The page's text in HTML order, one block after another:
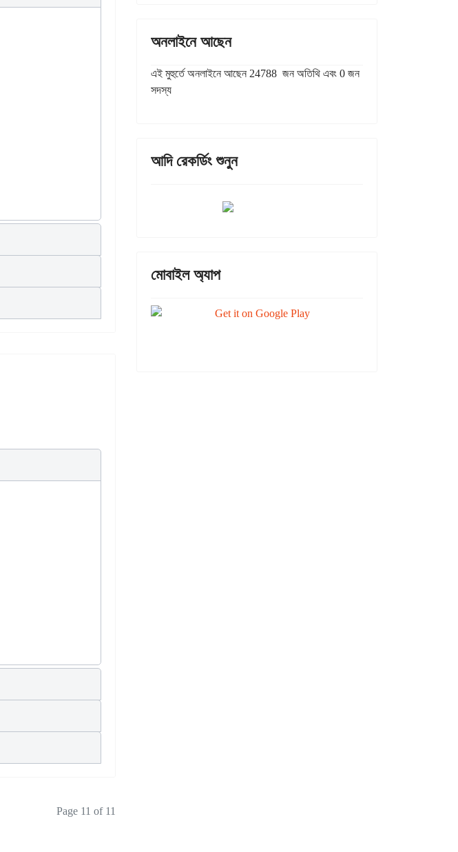
Page 11 of 11
অনলাইনে আছেন
এই মুহুর্তে অনলাইনে আছেন 24788 জন অতিথি এবং 0 জন
সদস্য
আদি রেকর্ডিং শুনুন
মোবাইল অ্যাপ